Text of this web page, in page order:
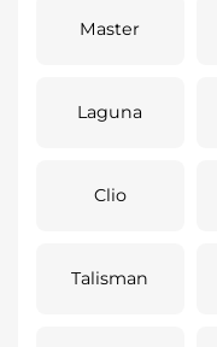
Master
Laguna
Clio
Talisman